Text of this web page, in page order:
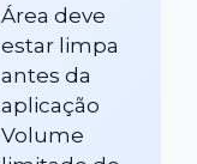
Área deve
estar limpa
antes da
aplicação
Volume